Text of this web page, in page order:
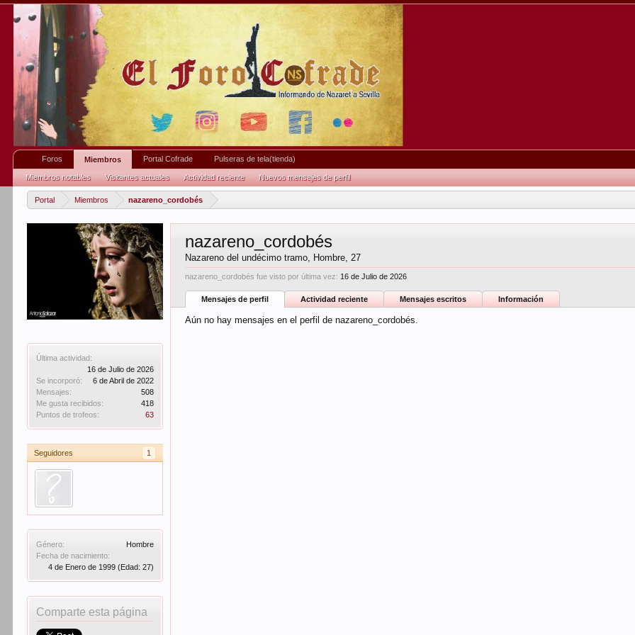
Portal Miembros nazareno_cordobés
Última actividad:
16 de Julio de 2026
Se incorporó:
6 de Abril de 2022
Mensajes:
508
Me gusta recibidos:
418
Puntos de trofeos:
63
Seguidores 1
Género:
Hombre
Fecha de nacimiento:
4 de Enero de 1999 (Edad: 27)
Comparte esta página
nazareno_cordobés
Nazareno del undécimo tramo, Hombre, 27
nazareno_cordobés fue visto por última vez: 16 de Julio de 2026
Mensajes de perfil Actividad reciente Mensajes escritos Información
Aún no hay mensajes en el perfil de nazareno_cordobés.
Foros Miembros
Miembros notables Visitantes actuales Actividad reciente Nuevos mensajes de perfil
Portal Cofrade Pulseras de tela(tienda)